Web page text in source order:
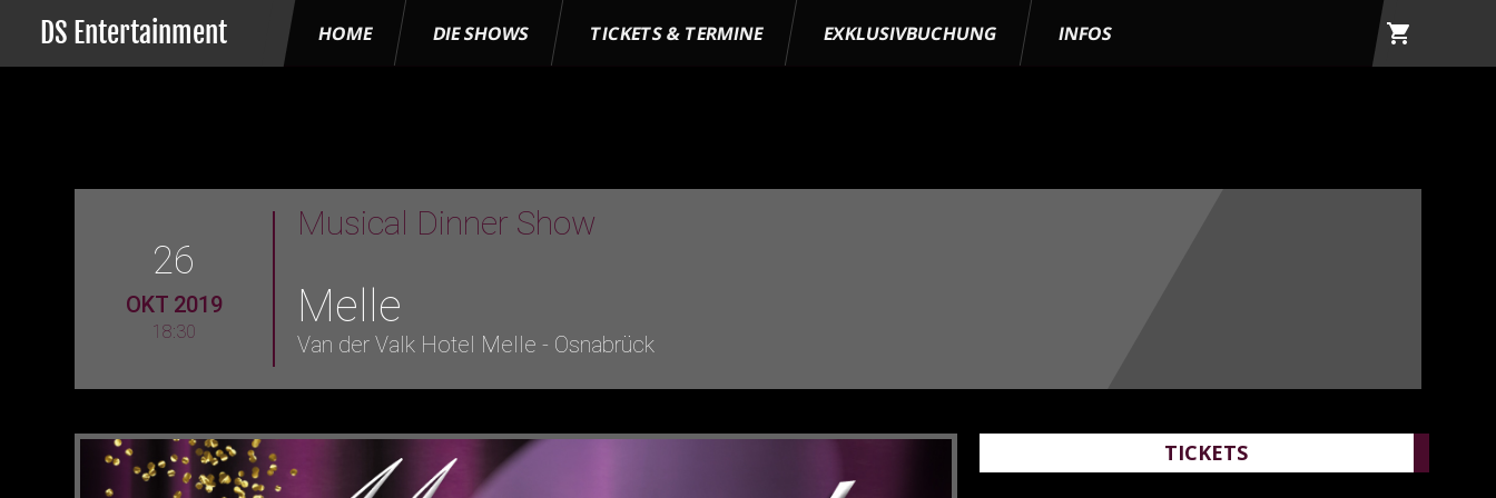
DS Entertainment HOME DIE SHOWS TICKETS & TERMINE EXKLUSIVBUCHUNG INFOS shopping_cart
26
OKT 2019
18:30
Musical Dinner Show
Melle
Van der Valk Hotel Melle - Osnabrück
TICKETS